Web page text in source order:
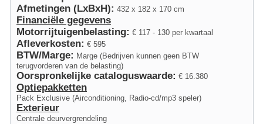
Afmetingen (LxBxH): 432 x 182 x 170 cm
Financiële gegevens
Motorrijtuigenbelasting: € 117 - 130 per kwartaal
Afleverkosten: € 595
BTW/Marge: Marge (Bedrijven kunnen geen BTW
terugvorderen van de belasting)
Oorspronkelijke cataloguswaarde: € 16.380
Optiepakketten
Pack Exclusive (Airconditioning, Radio-cd/mp3 speler)
Exterieur
Centrale deurvergrendeling